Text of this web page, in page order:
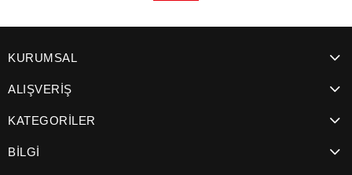
KURUMSAL
ALIŞVERİŞ
KATEGORİLER
BİLGİ